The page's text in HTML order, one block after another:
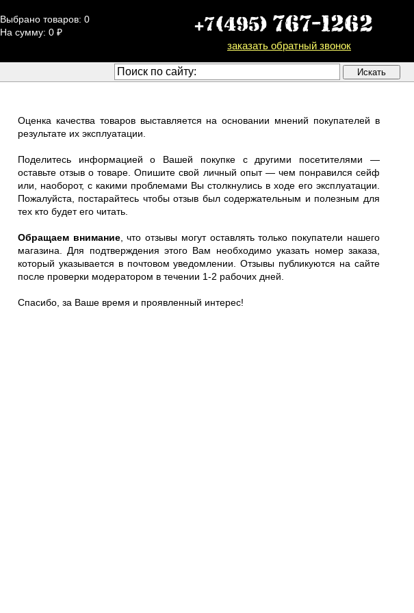
заказать обратный звонок
Выбрано товаров: 0
На сумму: 0 ₽
Оценка качества товаров выставляется на основании мнений покупателей в
результате их эксплуатации.
Поделитесь информацией о Вашей покупке с другими посетителями —
оставьте отзыв о товаре. Опишите свой личный опыт — чем понравился сейф
или, наоборот, с какими проблемами Вы столкнулись в ходе его эксплуатации.
Пожалуйста, постарайтесь чтобы отзыв был содержательным и полезным для
тех кто будет его читать.
Обращаем внимание, что отзывы могут оставлять только покупатели нашего
магазина. Для подтверждения этого Вам необходимо указать номер заказа,
который указывается в почтовом уведомлении. Отзывы публикуются на сайте
после проверки модератором в течении 1-2 рабочих дней.
Спасибо, за Ваше время и проявленный интерес!